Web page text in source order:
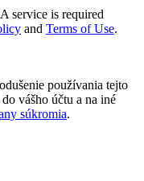
service is required
and Terms of Use.
používania tejto
vášho účtu a na iné
súkromia.